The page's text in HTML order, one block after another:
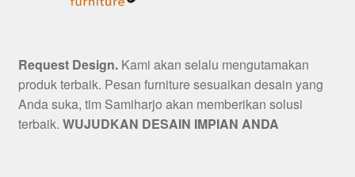
Request Design.Kami akan selalu mengutamakan
produk terbaik. Pesan furniture sesuaikan desain yang
Anda suka, tim Samiharjo akan memberikan solusi
terbaik. WUJUDKAN DESAIN IMPIAN ANDA